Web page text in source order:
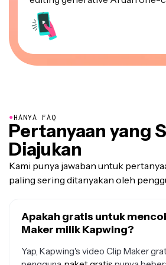
●HANYA FAQ
Pertanyaan yang
Diajukan
Kami punya jawaban untuk
paling sering ditanyakan oleh
Apakah gratis untuk
Maker milik Kapwing?
Yap, Kapwing's video Clip Maker